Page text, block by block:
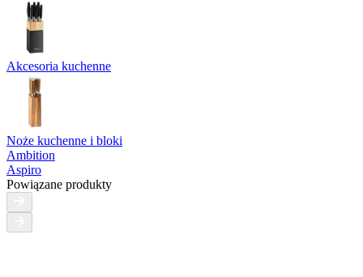
Akcesoria kuchenne
Noże kuchenne i bloki
Ambition
Aspiro
Powiązane produkty